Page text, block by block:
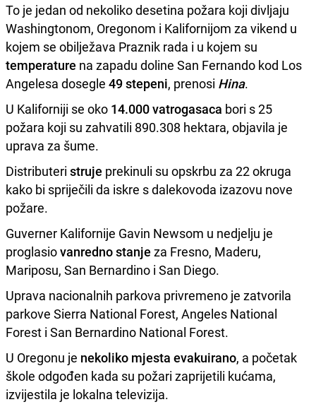
To je jedan od nekoliko desetina požara koji divljaju
Washingtonom, Oregonom i Kalifornijom za vikend u
kojem se obilježava Praznik rada i u kojem su
temperature na zapadu doline San Fernando kod Los
Angelesa dosegle 49 stepeni, prenosi Hina.
U Kaliforniji se oko 14.000 vatrogasaca bori s 25
požara koji su zahvatili 890.308 hektara, objavila je
uprava za šume.
Distributeri struje prekinuli su opskrbu za 22 okruga
kako bi spriječili da iskre s dalekovoda izazovu nove
požare.
Guverner Kalifornije Gavin Newsom u nedjelju je
proglasiovanredno stanje za Fresno, Maderu,
Mariposu, San Bernardino i San Diego.
Uprava nacionalnih parkova privremeno je zatvorila
parkove Sierra National Forest, Angeles National
Forest i San Bernardino National Forest.
U Oregonu je nekoliko mjesta evakuirano, a početak
škole odgođen kada su požari zaprijetili kućama,
izvijestila je lokalna televizija.